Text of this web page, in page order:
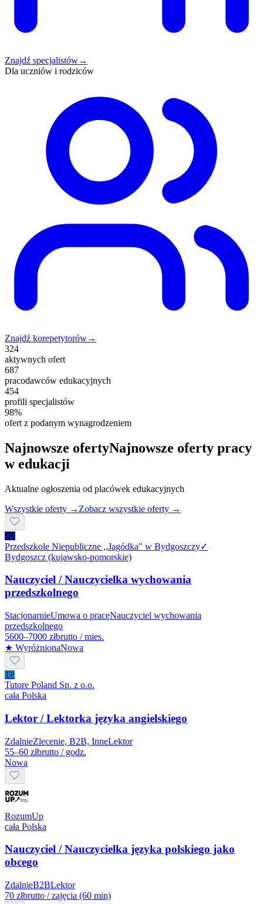
Znajdź specjalistów→
Dla uczniów i rodziców
Znajdź korepetytorów→
324
aktywnych ofert
687
pracodawców edukacyjnych
454
profili specjalistów
98%
ofert z podanym wynagrodzeniem
Najnowsze ofertyNajnowsze oferty pracy
w edukacji
Aktualne ogłoszenia od placówek edukacyjnych
Wszystkie oferty → Zobacz wszystkie oferty →
PN
Przedszkole Niepubliczne ,,Jagódka" w Bydgoszczy✓
Bydgoszcz (kujawsko-pomorskie)
Nauczyciel / Nauczycielka wychowania
przedszkolnego
StacjonarnieUmowa o pracęNauczyciel wychowania
przedszkolnego
5600–7000 złbrutto / mies.
★ WyróżnionaNowa
TP
Tutore Poland Sp. z o.o.
cała Polska
Lektor / Lektorka języka angielskiego
ZdalnieZlecenie, B2B, InneLektor
55–60 złbrutto / godz.
Nowa
RozumUp
cała Polska
Nauczyciel / Nauczycielka języka polskiego jako
obcego
ZdalnieB2BLektor
70 złbrutto / zajęcia (60 min)